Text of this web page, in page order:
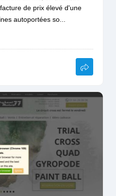
de prix élevé d'une
autoportées so...